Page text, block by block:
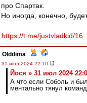
про Спартак.
Но иногда, конечно,
https://t.me/justvladkid/16
Olddima -
31 июл 2024 22:10
Йося » 31 июл 2024
А что если Соболь и
ментально тянул